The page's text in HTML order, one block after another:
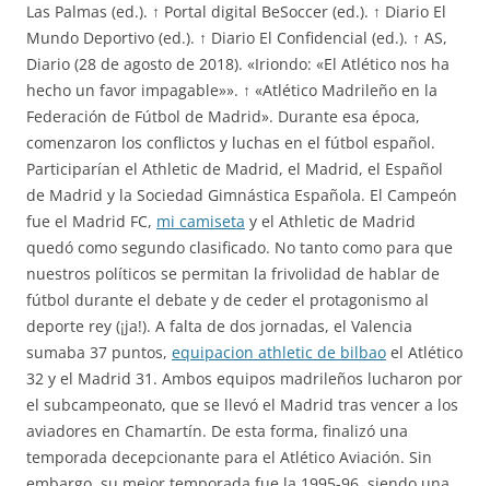
Las Palmas (ed.). ↑ Portal digital BeSoccer (ed.). ↑ Diario El
Mundo Deportivo (ed.). ↑ Diario El Confidencial (ed.). ↑ AS,
Diario (28 de agosto de 2018). «Iriondo: «El Atlético nos ha
hecho un favor impagable»». ↑ «Atlético Madrileño en la
Federación de Fútbol de Madrid». Durante esa época,
comenzaron los conflictos y luchas en el fútbol español.
Participarían el Athletic de Madrid, el Madrid, el Español
de Madrid y la Sociedad Gimnástica Española. El Campeón
fue el Madrid FC, mi camiseta y el Athletic de Madrid
quedó como segundo clasificado. No tanto como para que
nuestros políticos se permitan la frivolidad de hablar de
fútbol durante el debate y de ceder el protagonismo al
deporte rey (¡ja!). A falta de dos jornadas, el Valencia
sumaba 37 puntos, equipacion athletic de bilbao el Atlético
32 y el Madrid 31. Ambos equipos madrileños lucharon por
el subcampeonato, que se llevó el Madrid tras vencer a los
aviadores en Chamartín. De esta forma, finalizó una
temporada decepcionante para el Atlético Aviación. Sin